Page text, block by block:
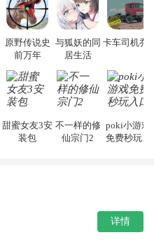
原野传说史
前万年
与狐妖的同
居生活
卡车司机乔3
甜蜜女友3安
装包
不一样的修
仙宗门2
poki小游戏
免费秒玩入
详情